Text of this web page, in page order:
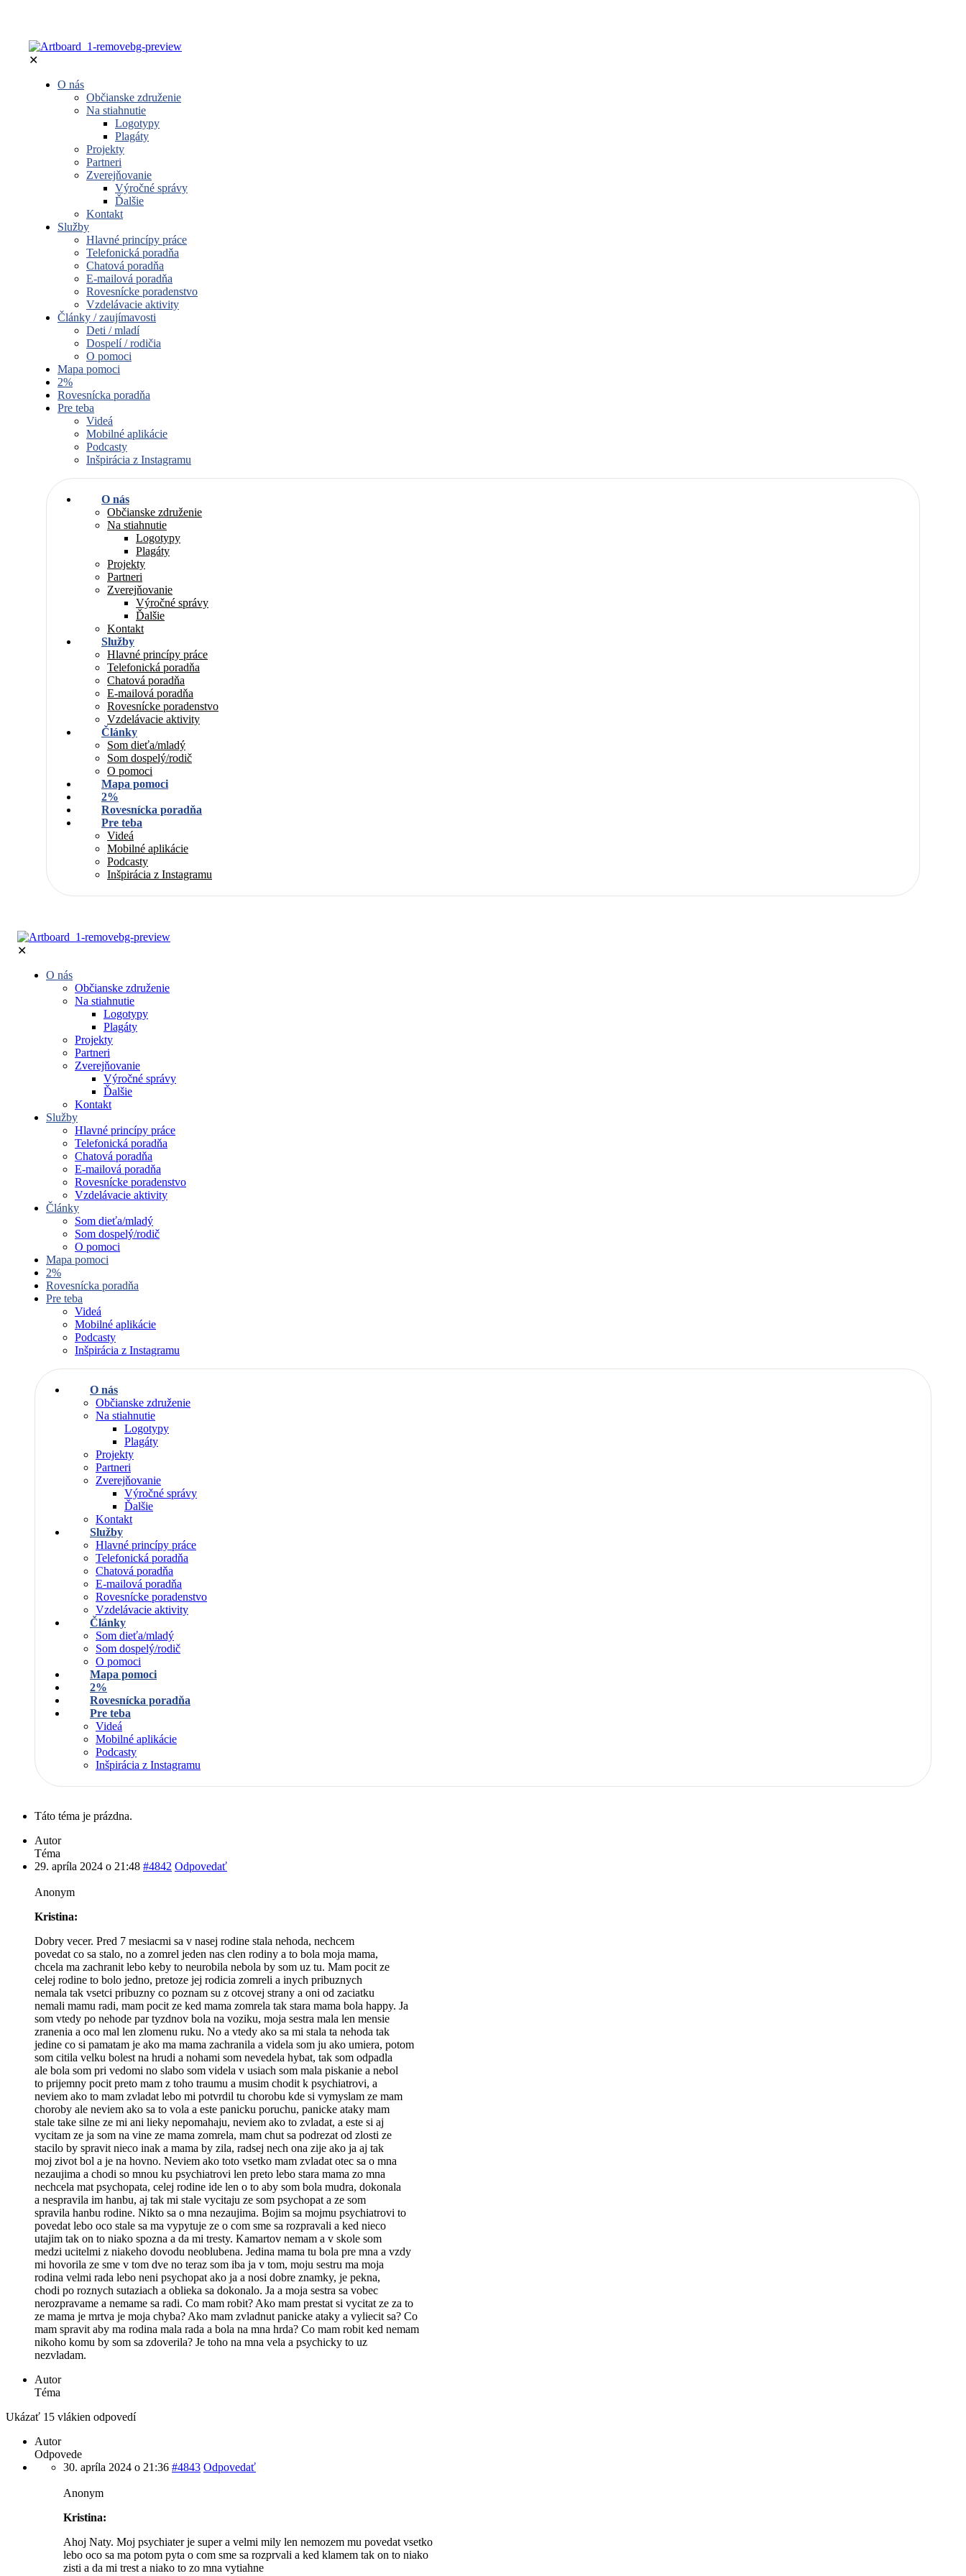
✕
O nás
Občianske združenie
Na stiahnutie
Logotypy
Plagáty
Projekty
Partneri
Zverejňovanie
Výročné správy
Ďalšie
Kontakt
Služby
Hlavné princípy práce
Telefonická poradňa
Chatová poradňa
E-mailová poradňa
Rovesnícke poradenstvo
Vzdelávacie aktivity
Články / zaujímavosti
Deti / mladí
Dospelí / rodičia
O pomoci
Mapa pomoci
2%
Rovesnícka poradňa
Pre teba
Videá
Mobilné aplikácie
Podcasty
Inšpirácia z Instagramu
O nás
Občianske združenie
Na stiahnutie
Logotypy
Plagáty
Projekty
Partneri
Zverejňovanie
Výročné správy
Ďalšie
Kontakt
Služby
Hlavné princípy práce
Telefonická poradňa
Chatová poradňa
E-mailová poradňa
Rovesnícke poradenstvo
Vzdelávacie aktivity
Články
Som dieťa/mladý
Som dospelý/rodič
O pomoci
Mapa pomoci
2%
Rovesnícka poradňa
Pre teba
Videá
Mobilné aplikácie
Podcasty
Inšpirácia z Instagramu
✕
O nás
Občianske združenie
Na stiahnutie
Logotypy
Plagáty
Projekty
Partneri
Zverejňovanie
Výročné správy
Ďalšie
Kontakt
Služby
Hlavné princípy práce
Telefonická poradňa
Chatová poradňa
E-mailová poradňa
Rovesnícke poradenstvo
Vzdelávacie aktivity
Články
Som dieťa/mladý
Som dospelý/rodič
O pomoci
Mapa pomoci
2%
Rovesnícka poradňa
Pre teba
Videá
Mobilné aplikácie
Podcasty
Inšpirácia z Instagramu
O nás
Občianske združenie
Na stiahnutie
Logotypy
Plagáty
Projekty
Partneri
Zverejňovanie
Výročné správy
Ďalšie
Kontakt
Služby
Hlavné princípy práce
Telefonická poradňa
Chatová poradňa
E-mailová poradňa
Rovesnícke poradenstvo
Vzdelávacie aktivity
Články
Som dieťa/mladý
Som dospelý/rodič
O pomoci
Mapa pomoci
2%
Rovesnícka poradňa
Pre teba
Videá
Mobilné aplikácie
Podcasty
Inšpirácia z Instagramu
Táto téma je prázdna.
Autor
Téma
29. apríla 2024 o 21:48 #4842 Odpovedať
Anonym
Kristina:
Dobry vecer. Pred 7 mesiacmi sa v nasej rodine stala nehoda, nechcem
povedat co sa stalo, no a zomrel jeden nas clen rodiny a to bola moja mama,
chcela ma zachranit lebo keby to neurobila nebola by som uz tu. Mam pocit ze
celej rodine to bolo jedno, pretoze jej rodicia zomreli a inych pribuznych
nemala tak vsetci pribuzny co poznam su z otcovej strany a oni od zaciatku
nemali mamu radi, mam pocit ze ked mama zomrela tak stara mama bola happy. Ja
som vtedy po nehode par tyzdnov bola na voziku, moja sestra mala len mensie
zranenia a oco mal len zlomenu ruku. No a vtedy ako sa mi stala ta nehoda tak
jedine co si pamatam je ako ma mama zachranila a videla som ju ako umiera, potom
som citila velku bolest na hrudi a nohami som nevedela hybat, tak som odpadla
ale bola som pri vedomi no slabo som videla v usiach som mala piskanie a nebol
to prijemny pocit preto mam z toho traumu a musim chodit k psychiatrovi, a
neviem ako to mam zvladat lebo mi potvrdil tu chorobu kde si vymyslam ze mam
choroby ale neviem ako sa to vola a este panicku poruchu, panicke ataky mam
stale take silne ze mi ani lieky nepomahaju, neviem ako to zvladat, a este si aj
vycitam ze ja som na vine ze mama zomrela, mam chut sa podrezat od zlosti ze
stacilo by spravit nieco inak a mama by zila, radsej nech ona zije ako ja aj tak
moj zivot bol a je na hovno. Neviem ako toto vsetko mam zvladat otec sa o mna
nezaujima a chodi so mnou ku psychiatrovi len preto lebo stara mama zo mna
nechcela mat psychopata, celej rodine ide len o to aby som bola mudra, dokonala
a nespravila im hanbu, aj tak mi stale vycitaju ze som psychopat a ze som
spravila hanbu rodine. Nikto sa o mna nezaujima. Bojim sa mojmu psychiatrovi to
povedat lebo oco stale sa ma vypytuje ze o com sme sa rozpravali a ked nieco
utajim tak on to niako spozna a da mi tresty. Kamartov nemam a v skole som
medzi ucitelmi z niakeho dovodu neoblubena. Jedina mama tu bola pre mna a vzdy
mi hovorila ze sme v tom dve no teraz som iba ja v tom, moju sestru ma moja
rodina velmi rada lebo neni psychopat ako ja a nosi dobre znamky, je pekna,
chodi po roznych sutaziach a oblieka sa dokonalo. Ja a moja sestra sa vobec
nerozpravame a nemame sa radi. Co mam robit? Ako mam prestat si vycitat ze za to
ze mama je mrtva je moja chyba? Ako mam zvladnut panicke ataky a vyliecit sa? Co
mam spravit aby ma rodina mala rada a bola na mna hrda? Co mam robit ked nemam
nikoho komu by som sa zdoverila? Je toho na mna vela a psychicky to uz
nezvladam.
Autor
Téma
Ukázať 15 vlákien odpovedí
Autor
Odpovede
30. apríla 2024 o 21:36 #4843 Odpovedať
Anonym
Kristina:
Ahoj Naty. Moj psychiater je super a velmi mily len nemozem mu povedat vsetko
lebo oco sa ma potom pyta o com sme sa rozprvali a ked klamem tak on to niako
zisti a da mi trest a niako to zo mna vytiahne